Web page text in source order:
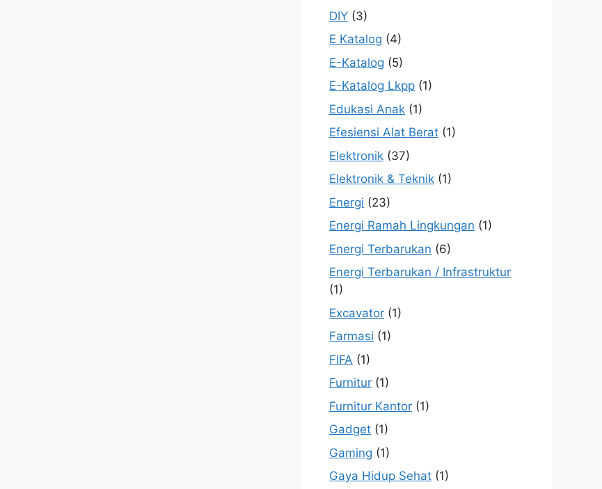
DIY (3)
E Katalog (4)
E-Katalog (5)
E-Katalog Lkpp (1)
Edukasi Anak (1)
Efesiensi Alat Berat (1)
Elektronik (37)
Elektronik & Teknik (1)
Energi (23)
Energi Ramah Lingkungan (1)
Energi Terbarukan (6)
Energi Terbarukan / Infrastruktur
(1)
Excavator (1)
Farmasi (1)
FIFA (1)
Furnitur (1)
Furnitur Kantor (1)
Gadget (1)
Gaming (1)
Gaya Hidup Sehat (1)